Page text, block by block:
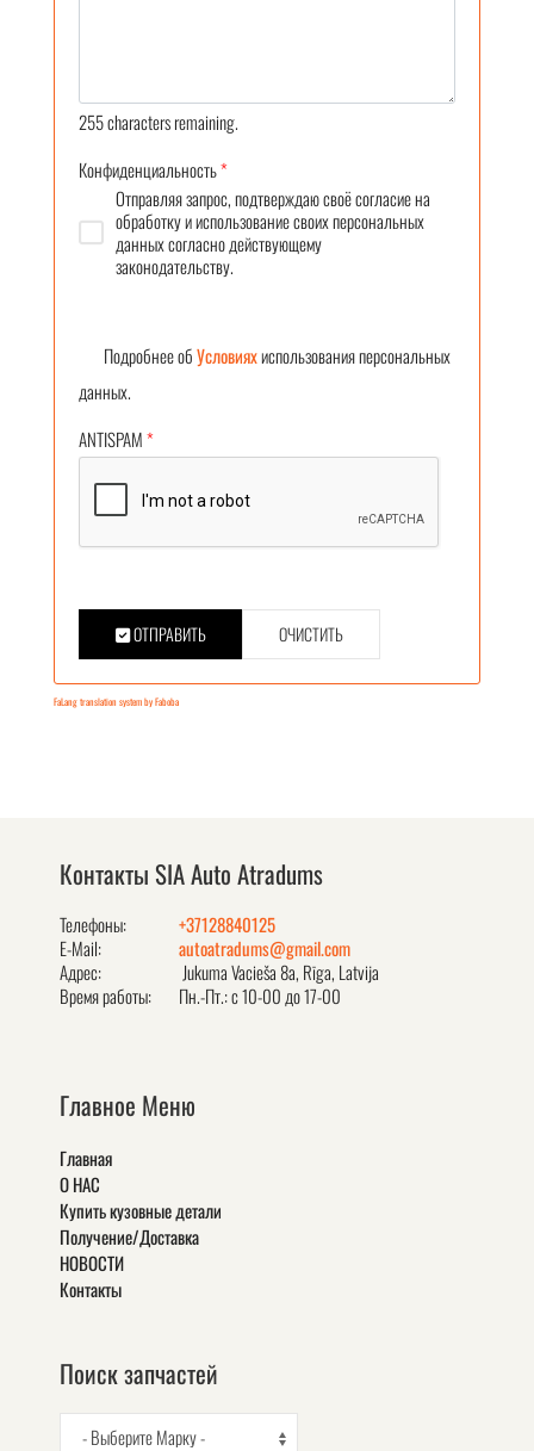
255characters remaining.
Конфиденциальность*
Отправляя запрос, подтверждаю своё согласие на
обработку и использование своих персональных
данных согласно действующему
законодательству.
Подробнее обУсловияхиспользования персональных
данных.
ANTISPAM*
ОТПРАВИТЬ ОЧИСТИТЬ
FaLang translation system by Faboba
Контакты SIA Auto Atradums
Телефоны:
+37128840125
E-Mail:
autoatradums@gmail.com
Адрес:
Jukuma Vacieša 8a, Rīga, Latvija
Время работы:
Пн.-Пт.: с 10-00 до 17-00
Главное Меню
Главная
О НАС
Купить кузовные детали
Получение/Доставка
НОВОСТИ
Контакты
Поиск запчастей
- Выберите Марку -